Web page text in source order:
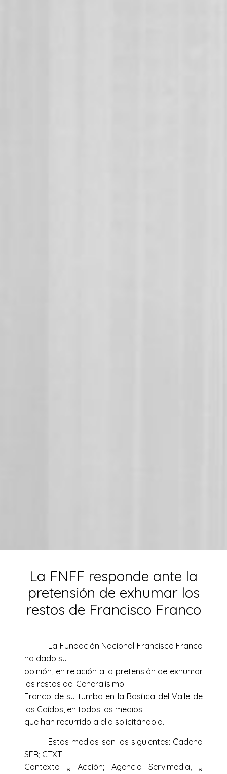
La FNFF responde ante la
pretensión de exhumar los
restos de Francisco Franco
La Fundación Nacional Francisco Franco
ha dado su
opinión, en relación a la pretensión de exhumar
los restos del Generalísimo
Franco de su tumba en la Basílica del Valle de
los Caídos, en todos los medios
que han recurrido a ella solicitándola.
Estos medios son los siguientes: Cadena
SER; CTXT
Contexto y Acción; Agencia Servimedia, y